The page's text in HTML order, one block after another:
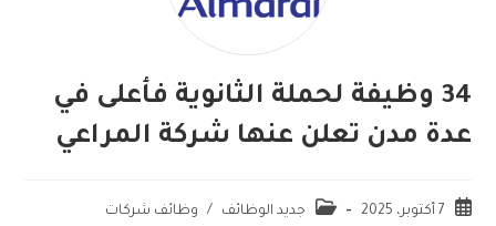
34 وظيفة لحملة الثانوية فأعلى في
عدة مدن تعلن عنها شركة المراعي
7 أكتوبر، 2025 جديد الوظائف / وظائف شركات